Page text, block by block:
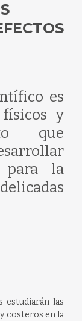
es
físicos y
que
para la
estudiarán las
costeros en la